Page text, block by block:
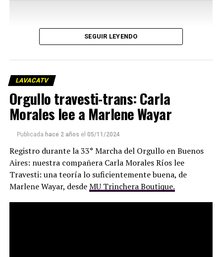
detención de dos niños que salían de la escuela, o la
agresión a la jubilada Beatriz Blanco (87 años) que
Todo esto se produce en medio de una desertificación de
la actividad periodística, con medios y cuentapropistas
que han hecho del callar y mentir un oficio altamente
remunerativo, y con grandes empresas que han
metamorfoseado la idea de comunicación para
convertirse en sedes de operaciones políticas y negocios
turbios.
SEGUIR LEYENDO
LAVACATV
Orgullo travesti-trans: Carla
Morales lee a Marlene Wayar
Publicada hace 2 años el 05/11/2024
Registro durante la 33° Marcha del Orgullo en Buenos
Aires: nuestra compañera Carla Morales Ríos lee
Travesti: una teoría lo suficientemente buena, de
Marlene Wayar, desdeMU Trinchera Boutique.